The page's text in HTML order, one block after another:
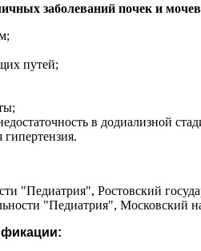
заболеваний почек и
путей;
в додиализной
гипертензия.
"Педиатрия", Ростовский
"Педиатрия", Московский